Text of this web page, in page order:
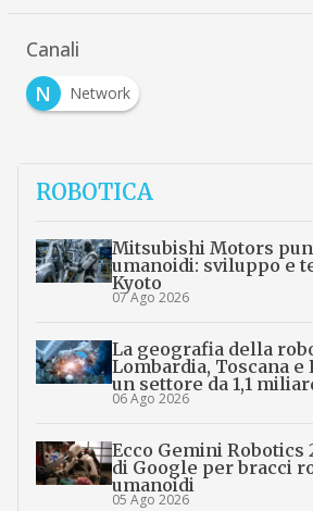
Canali
N
Network
ROBOTICA
Mitsubishi Motors
umanoidi: sviluppo e
Kyoto
07 Ago 2026
La geografia della
Lombardia, Toscana e
un settore da 1,1
06 Ago 2026
Ecco Gemini Robotics
di Google per bracci
umanoidi
05 Ago 2026